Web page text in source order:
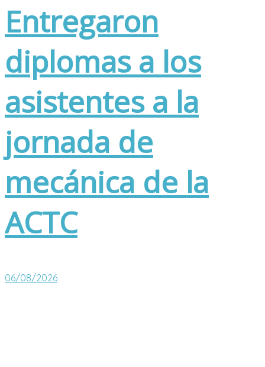
Entregaron
diplomas a los
asistentes a la
jornada de
mecánica de la
ACTC
06/08/2026